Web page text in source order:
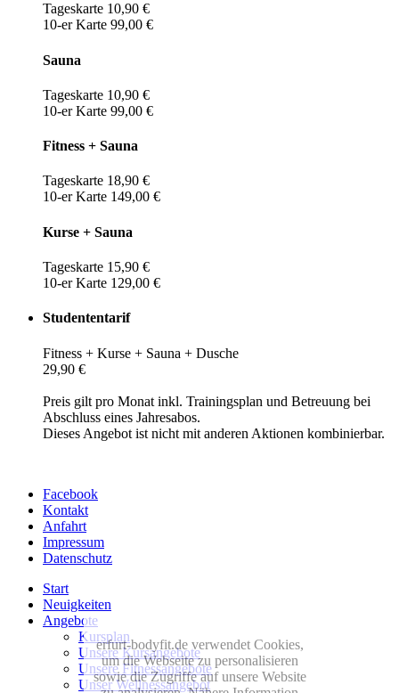
Tageskarte 10,90 €
10-er Karte 99,00 €
Sauna
Tageskarte 10,90 €
10-er Karte 99,00 €
Fitness + Sauna
Tageskarte 18,90 €
10-er Karte 149,00 €
Kurse + Sauna
Tageskarte 15,90 €
10-er Karte 129,00 €
Studententarif
Fitness + Kurse + Sauna + Dusche
29,90 €
Preis gilt pro Monat inkl. Trainingsplan und Betreuung bei
Abschluss eines Jahresabos.
Dieses Angebot ist nicht mit anderen Aktionen kombinierbar.
Facebook
Kontakt
Anfahrt
Impressum
Datenschutz
Start
Neuigkeiten
Angebote
Kursplan
Unsere Kursangebote
Unsere Fitnessangebote
Unser Wellnessangebot
erfurt-bodyfit.de verwendet Cookies,
um die Webseite zu personalisieren
sowie die Zugriffe auf unsere Website